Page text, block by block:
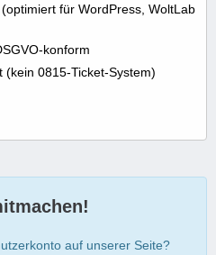
für WordPress, WoltLab
konform
0815-Ticket-System)
auf unserer Seite?